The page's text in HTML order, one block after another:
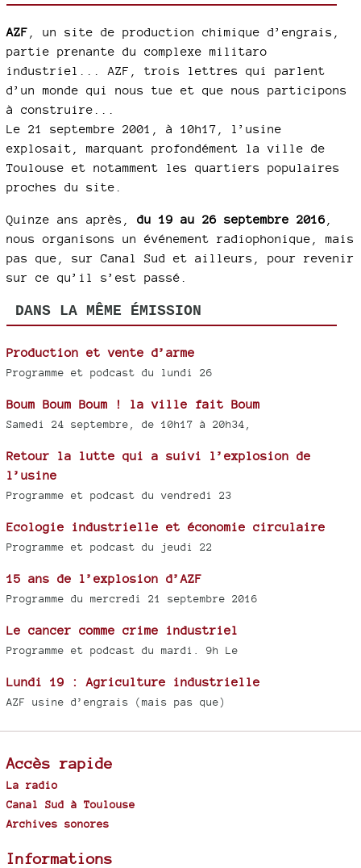
AZF , un site de production chimique d’engrais,
partie prenante du complexe militaro
industriel... AZF, trois lettres qui parlent
d’un monde qui nous tue et que nous participons
à construire...
Le 21 septembre 2001, à 10h17, l’usine
explosait, marquant profondément la ville de
Toulouse et notamment les quartiers populaires
proches du site.
Quinze ans après, du 19 au 26 septembre 2016
nous organisons un événement radiophonique, mais
pas que, sur Canal Sud et ailleurs, pour revenir
sur ce qu’il s’est passé.
DANS LA MÊME ÉMISSION
Production et vente d’arme
Programme et podcast du lundi 26
Boum Boum Boum ! la ville fait Boum
Samedi 24 septembre, de 10h17 à 20h34,
Retour la lutte qui a suivi l’explosion de
l’usine
Programme et podcast du vendredi 23
Ecologie industrielle et économie circulaire
Programme et podcast du jeudi 22
15 ans de l’explosion d’AZF
Programme du mercredi 21 septembre 2016
Le cancer comme crime industriel
Programme et podcast du mardi. 9h Le
Lundi 19 : Agriculture industrielle
AZF usine d’engrais (mais pas que)
Accès rapide
La radio
Canal Sud à Toulouse
Archives sonores
Informations